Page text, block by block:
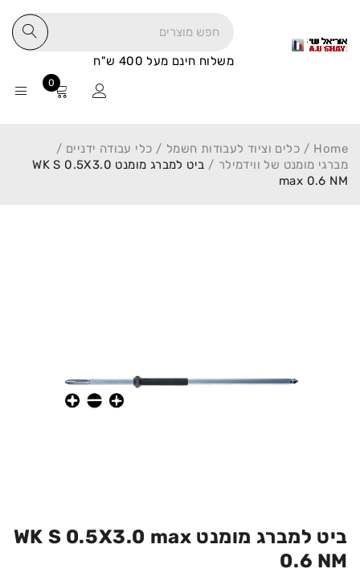
משלוח חינם מעל 400 ש"ח
0
Home
/ כלים וציוד לעבודות חשמל / כלי עבודה ידניים /
מברגי מומנט של ווידמילר /
ביט למברג מומנט WK S 0.5X3.0
max 0.6 NM
ביט למברג מומנט WK S 0.5X3.0 max
0.6 NM